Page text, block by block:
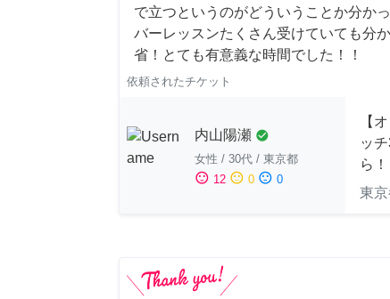
で立つというのがどういうことか分か
バーレッスンたくさん受けていても分
省！とても有意義な時間でした！！
依頼されたチケット
内山陽瀬 check_circle
女性 / 30代 / 東京都
sentiment_satisfied 12 sentiment_neutral 0 sentiment_dissatisfied 0
【
ッ
ら！
東